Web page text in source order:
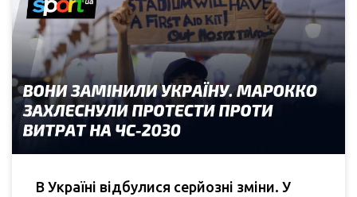
В Україні відбулися серйозні зміни. У